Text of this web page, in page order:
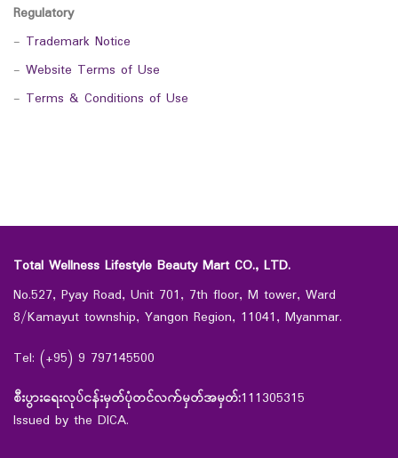
Regulatory
- Trademark Notice
- Website Terms of Use
- Terms & Conditions of Use
Total Wellness Lifestyle Beauty Mart CO., LTD.
No.527, Pyay Road, Unit 701, 7th floor, M tower, Ward
8/Kamayut township, Yangon Region, 11041, Myanmar.
Tel: (+95) 9 797145500
စီးပွားရေးလုပ်ငန်းမှတ်ပုံတင်လက်မှတ်အမှတ်:111305315
Issued by the DICA.